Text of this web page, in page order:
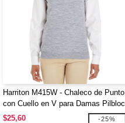
Harriton M415W - Chaleco de Punto
con Cuello en V para Damas Pilbloc
$25,60
-25%